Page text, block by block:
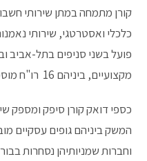
קורן מתמחה במתן שירותי
כלכלי ואסטרטגי, שירותי
פועל בשני סניפים בתל-אביב
מקצועיים, ביניהם 16 רו"ח מוסמכים.
כספי דואק קורן סיפק ומספק
המשק ביניהם גופים עסקיים
וחברות שמניותיהן נסחרות